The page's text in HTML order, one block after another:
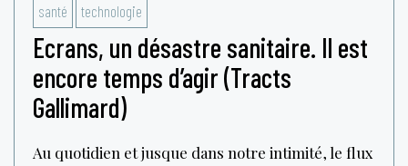
santé technologie
Ecrans, un désastre sanitaire. Il est
encore temps d’agir (Tracts
Gallimard)
Au quotidien et jusque dans notre intimité, le flux